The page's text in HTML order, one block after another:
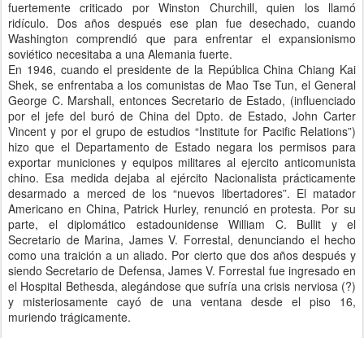
fuertemente criticado por Winston Churchill, quien los llamó
ridículo. Dos años después ese plan fue desechado, cuando
Washington comprendió que para enfrentar el expansionismo
soviético necesitaba a una Alemania fuerte.
En 1946, cuando el presidente de la República China Chiang Kai
Shek, se enfrentaba a los comunistas de Mao Tse Tun, el General
George C. Marshall, entonces Secretario de Estado, (influenciado
por el jefe del buró de China del Dpto. de Estado, John Carter
Vincent y por el grupo de estudios “Institute for Pacific Relations”)
hizo que el Departamento de Estado negara los permisos para
exportar municiones y equipos militares al ejercito anticomunista
chino. Esa medida dejaba al ejército Nacionalista prácticamente
desarmado a merced de los “nuevos libertadores”. El matador
Americano en China, Patrick Hurley, renunció en protesta. Por su
parte, el diplomático estadounidense William C. Bullit y el
Secretario de Marina, James V. Forrestal, denunciando el hecho
como una traición a un aliado. Por cierto que dos años después y
siendo Secretario de Defensa, James V. Forrestal fue ingresado en
el Hospital Bethesda, alegándose que sufría una crisis nerviosa (?)
y misteriosamente cayó de una ventana desde el piso 16,
muriendo trágicamente.